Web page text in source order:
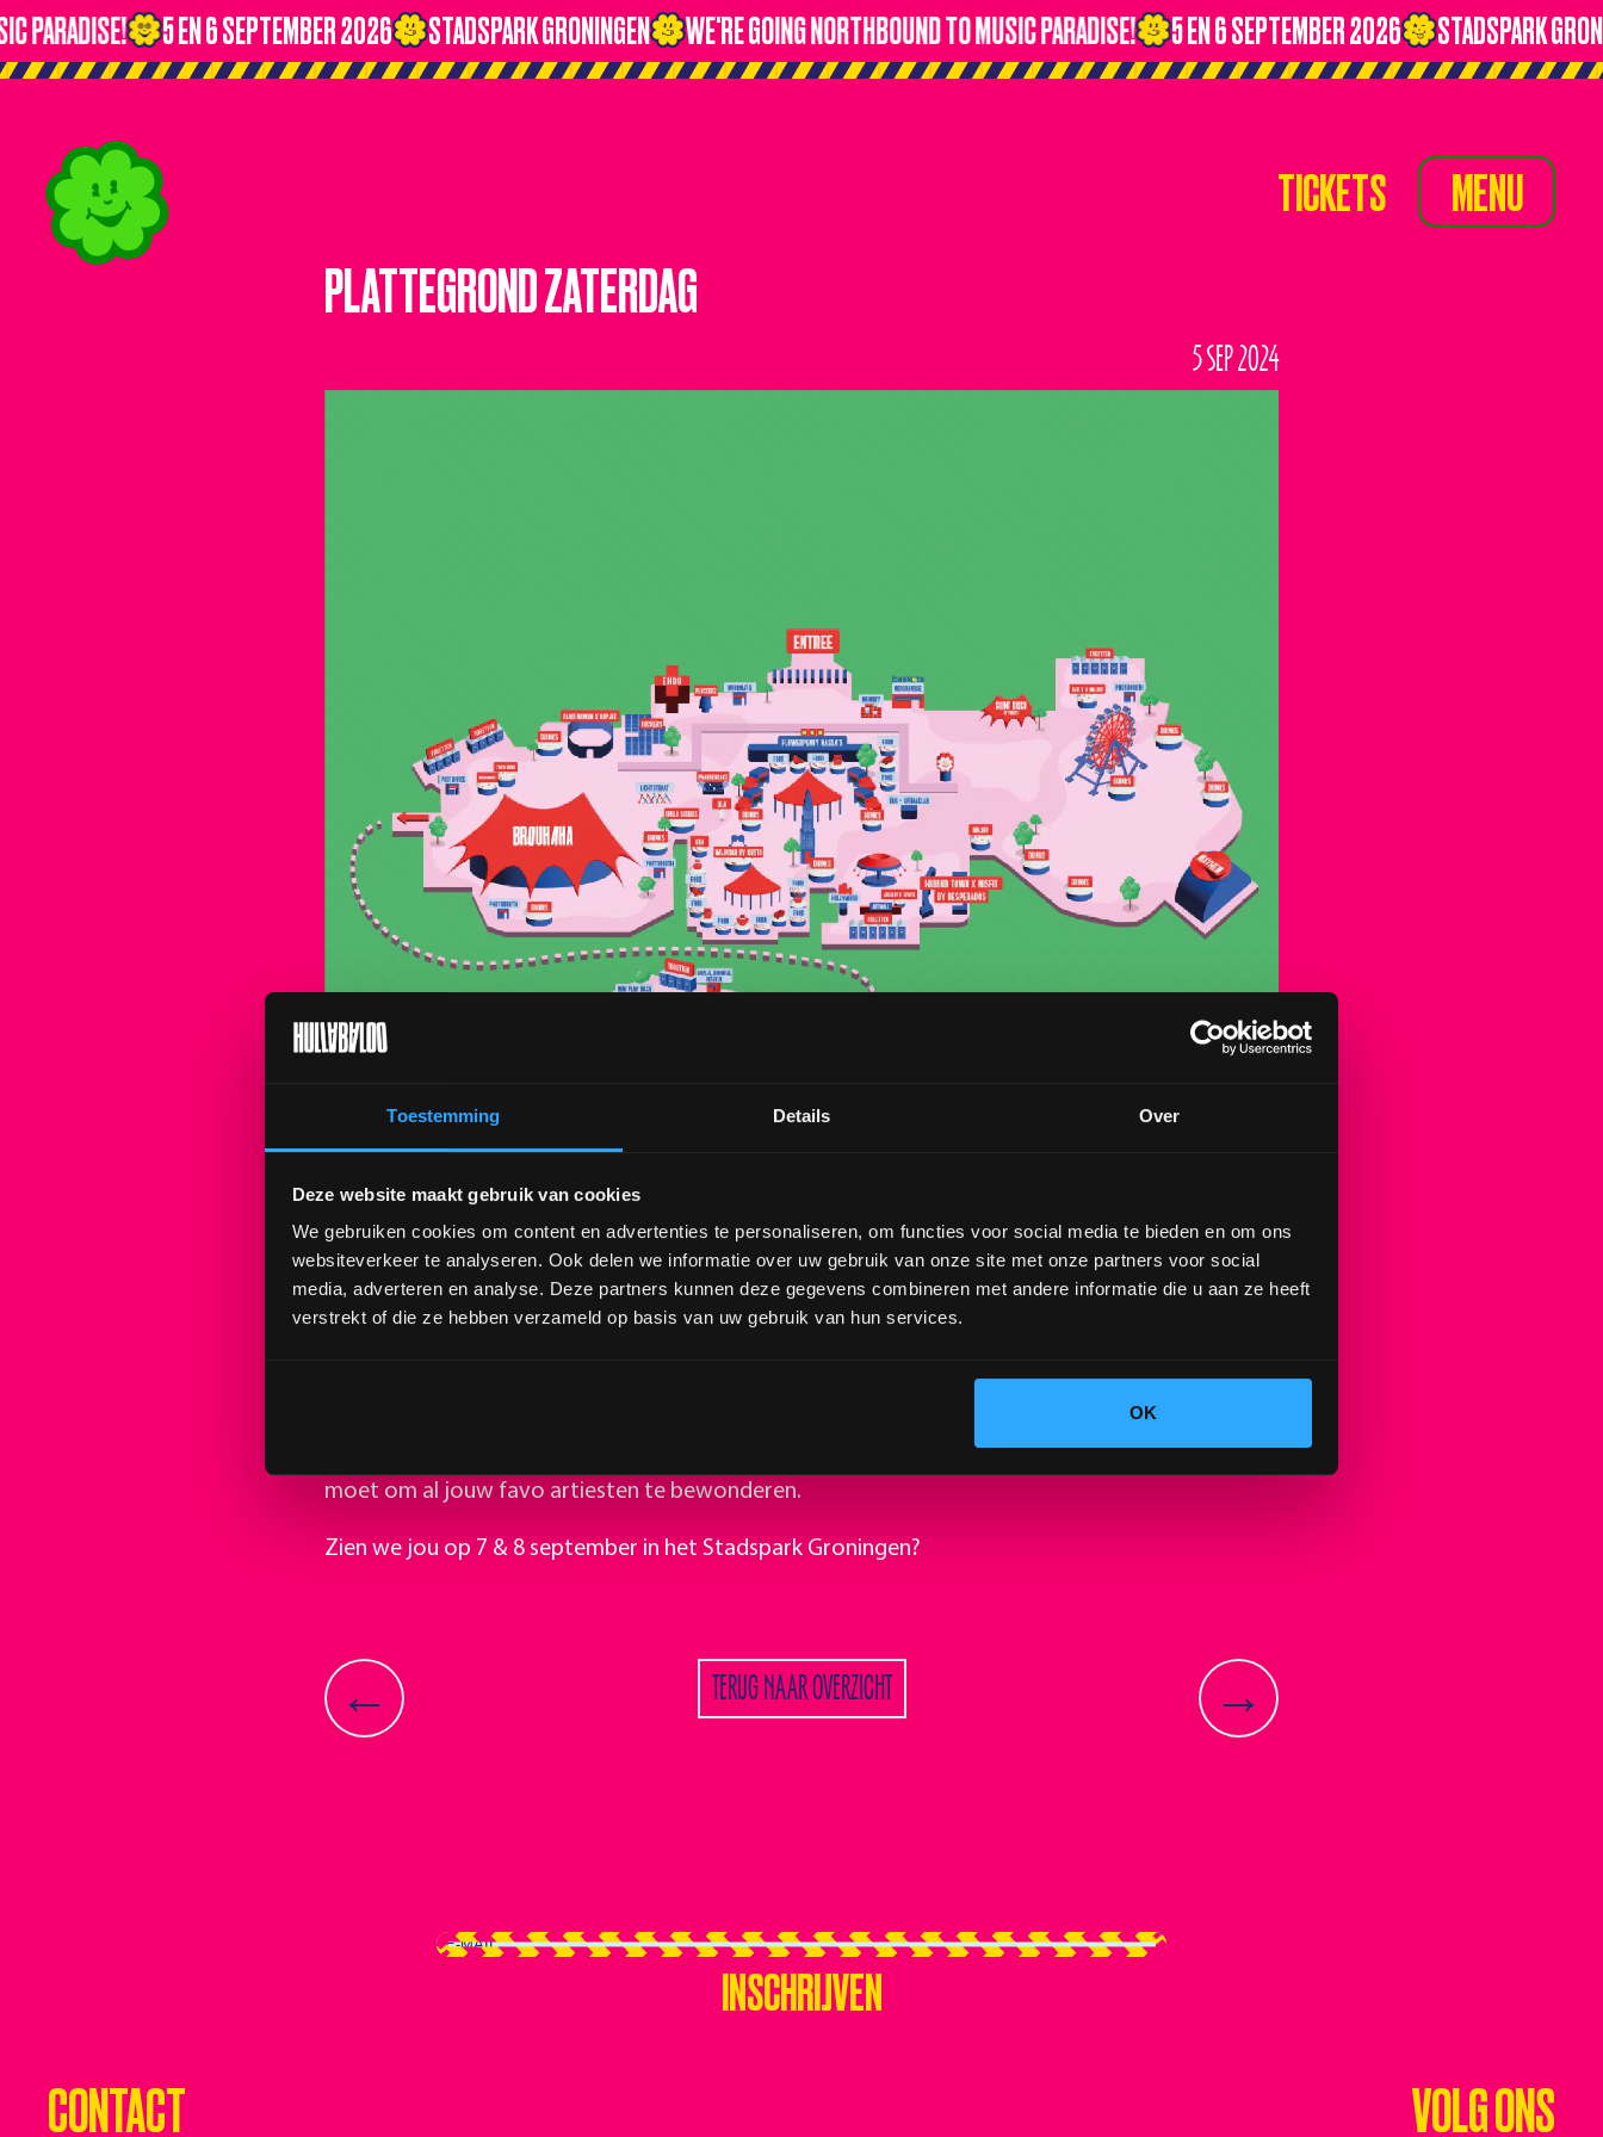
Toestemming Details Over
Deze website maakt gebruik van cookies
We gebruiken cookies om content en advertenties te personaliseren, om functies voor social media te bieden en om ons
websiteverkeer te analyseren. Ook delen we informatie over uw gebruik van onze site met onze partners voor social
media, adverteren en analyse. Deze partners kunnen deze gegevens combineren met andere informatie die u aan ze heeft
verstrekt of die ze hebben verzameld op basis van uw gebruik van hun services.
OK
PARADISE! 5 EN 6 SEPTEMBER 2026 STADSPARK GRONINGEN WE'RE GOING NORTHBOUND TO MUSIC PARADISE! 5 EN 6 SEPTEMBER 2026 STADSPARK
TICKETS MENU
PLATTEGROND ZATERDAG
5 SEP 2024
moet om al jouw favo artiesten te bewonderen.
Zien we jou op 7 & 8 september in het Stadspark Groningen?
← TERUG NAAR OVERZICHT →
CONTACT
INSCHRIJVEN
INSCHRIJVEN
VOLG ONS